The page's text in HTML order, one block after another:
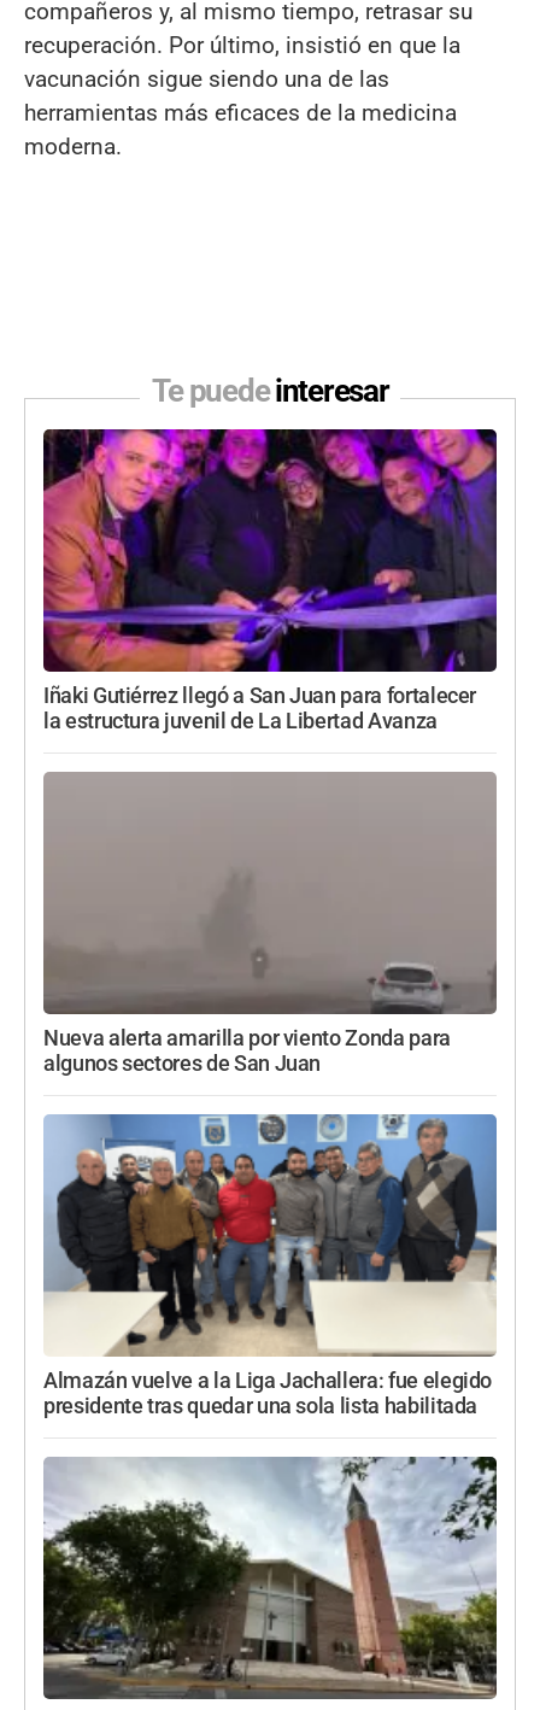
compañeros y, al mismo tiempo, retrasar su
recuperación. Por último, insistió en que la
vacunación sigue siendo una de las
herramientas más eficaces de la medicina
moderna.
Te puedeinteresar
Iñaki Gutiérrez llegó a San Juan para fortalecer
la estructura juvenil de La Libertad Avanza
Nueva alerta amarilla por viento Zonda para
algunos sectores de San Juan
Almazán vuelve a la Liga Jachallera: fue elegido
presidente tras quedar una sola lista habilitada